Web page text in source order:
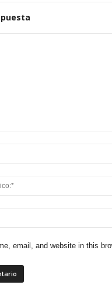
email, and website in this